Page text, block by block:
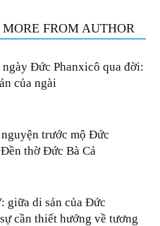
MORE FROM AUTHOR
ngày Đức Phanxicô qua đời:
của ngài
trước mộ Đức
thờ Đức Bà Cả
giữa di sản của Đức
cần thiết hướng về tương